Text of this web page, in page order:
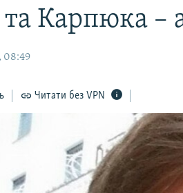
Карпюка –
08:49
Читати без VPN